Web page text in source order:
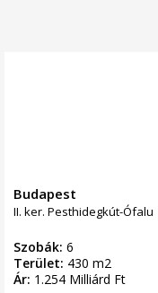
Budapest
II. ker. Pesthidegkút-Ófalu
Szobák: 6
Terület: 430 m2
Ár: 1.254 Milliárd Ft